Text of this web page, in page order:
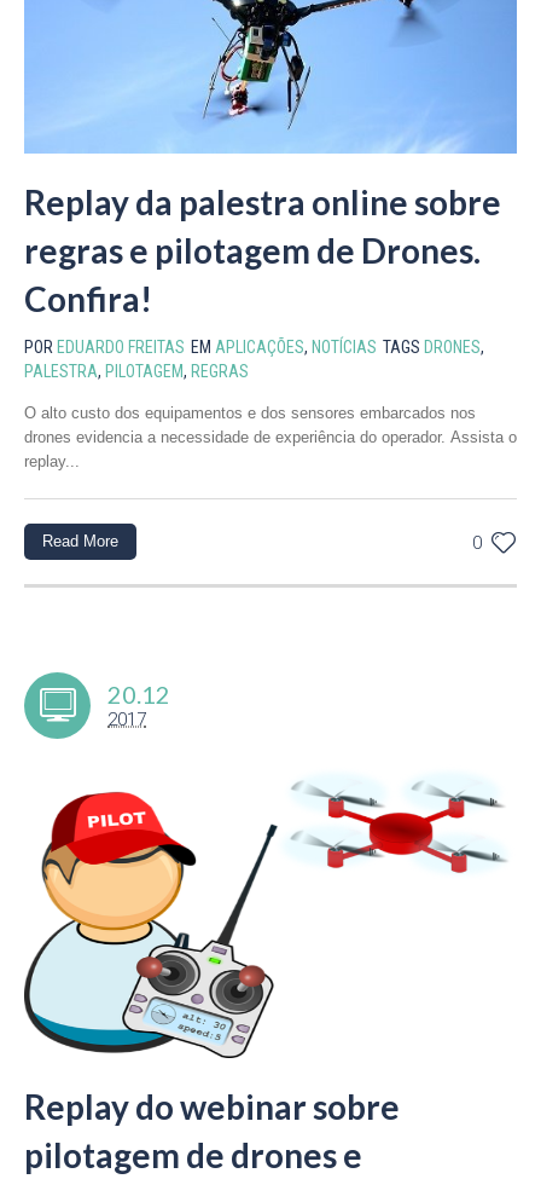
Replay da palestra online sobre
regras e pilotagem de Drones.
Confira!
POR EDUARDO FREITAS EM APLICAÇÕES, NOTÍCIAS TAGS DRONES,
PALESTRA, PILOTAGEM, REGRAS
O alto custo dos equipamentos e dos sensores embarcados nos
drones evidencia a necessidade de experiência do operador. Assista o
replay...
0
Read More
20.12
2017
Replay do webinar sobre
pilotagem de drones e